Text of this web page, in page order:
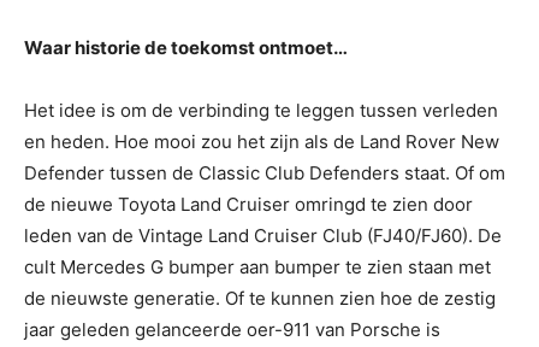
Waar historie de toekomst ontmoet…
Het idee is om de verbinding te leggen tussen verleden
en heden. Hoe mooi zou het zijn als de Land Rover New
Defender tussen de Classic Club Defenders staat. Of om
de nieuwe Toyota Land Cruiser omringd te zien door
leden van de Vintage Land Cruiser Club (FJ40/FJ60). De
cult Mercedes G bumper aan bumper te zien staan met
de nieuwste generatie. Of te kunnen zien hoe de zestig
jaar geleden gelanceerde oer-911 van Porsche is